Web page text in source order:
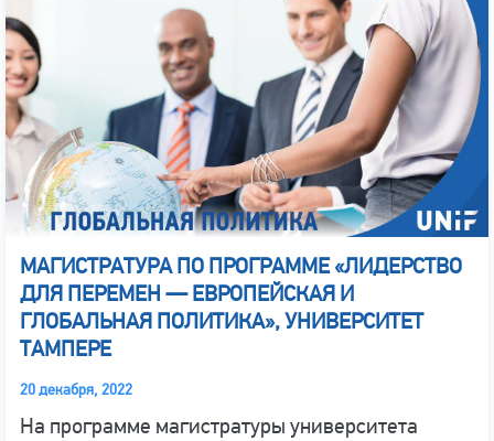
МАГИСТРАТУРА ПО ПРОГРАММЕ «ЛИДЕРСТВО
ДЛЯ ПЕРЕМЕН — ЕВРОПЕЙСКАЯ И
ГЛОБАЛЬНАЯ ПОЛИТИКА», УНИВЕРСИТЕТ
ТАМПЕРЕ
20 декабря, 2022
На программе магистратуры университета